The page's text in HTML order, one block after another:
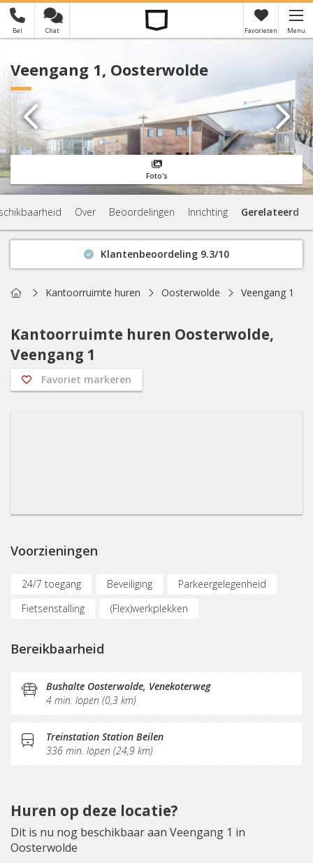
Bel Chat Favorieten Menu
Veengang 1, Oosterwolde
Foto's
Over Beoordelingen Inrichting Gerelateerd
Klantenbeoordeling 9.3/10
Actuele beschikbaarheid
HomeKantoorruimte huren Oosterwolde Veengang 1
Kantoorruimte huren Oosterwolde,
Veengang 1
Favoriet markeren
Voorzieningen
24/7 toegang Beveiliging
Parkeergelegenheid
Fietsenstalling
(Flex)werkplekken
Printservice
KVK-inschrijving
Koffie/thee
Pantry Terras
Bereikbaarheid
Bushalte Oosterwolde, Venekoterweg
4 min. lopen (0,3 km)
Treinstation Station Beilen
336 min. lopen (24,9 km)
Huren op deze locatie?
Dit is nu nog beschikbaar aan Veengang 1 in
Oosterwolde